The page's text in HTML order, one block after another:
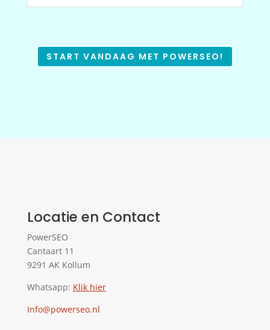
START VANDAAG MET POWERSEO!
Locatie en Contact
PowerSEO
Cantaart 11
9291 AK Kollum
Whatsapp: Klik hier
Info@powerseo.nl